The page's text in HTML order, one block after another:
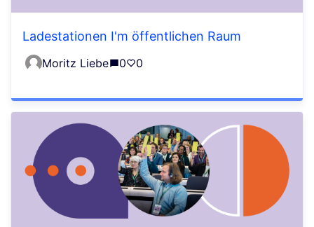
Ladestationen I'm öffentlichen Raum
Moritz Liebe 0 0